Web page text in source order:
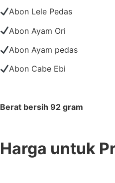
Abon Lele Pedas
Abon Ayam Ori
Abon Ayam pedas
Abon Cabe Ebi
Berat bersih 92 gram
Harga untuk